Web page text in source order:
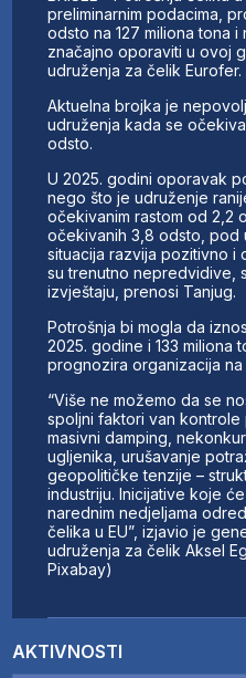
IZ STRANIH MEDIJA
AKTIVNOSTI
SWOT INTERVJU
UČLANI SE
KONTAKT
AKTIVNOSTI
preliminarnim podacima,
odsto na 127 miliona tona
značajno oporaviti u ovoj
udruženja za čelik Eurofer.
Aktuelna brojka je
udruženja kada se
odsto.
U 2025. godini oporavak
nego što je udruženje
očekivanim rastom od 2,2
očekivanih 3,8 odsto, pod
situacija razvija pozitivno i
su trenutno nepredvidive,
izvještaju, prenosi Tanjug.
Potrošnja bi mogla da
2025. godine i 133 miliona
prognozira organizacija
“Više ne možemo da se
spoljni faktori van
masivni damping,
ugljenika, urušavanje
geopolitičke tenzije –
industriju. Inicijative koje
narednim nedjeljama
čelika u EU”, izjavio je
udruženja za čelik Aksel
Pixabay)